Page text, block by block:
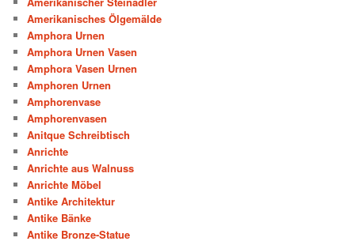
Amerikanisches Ölgemälde
Amphora Urnen
Amphora Urnen Vasen
Amphora Vasen Urnen
Amphoren Urnen
Amphorenvase
Amphorenvasen
Anitque Schreibtisch
Anrichte
Anrichte aus Walnuss
Anrichte Möbel
Antike Architektur
Antike Bänke
Antike Bronze-Statue